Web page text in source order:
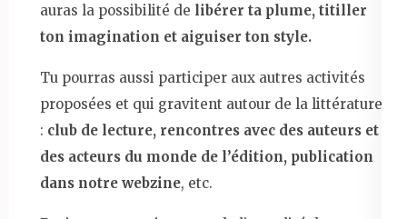
auras la possibilité de libérer ta plume, titiller
ton imagination et aiguiser ton style.
Tu pourras aussi participer aux autres activités
proposées et qui gravitent autour de la littérature
: club de lecture, rencontres avec des auteurs et
des acteurs du monde de l’édition, publication
dans notre webzine, etc.